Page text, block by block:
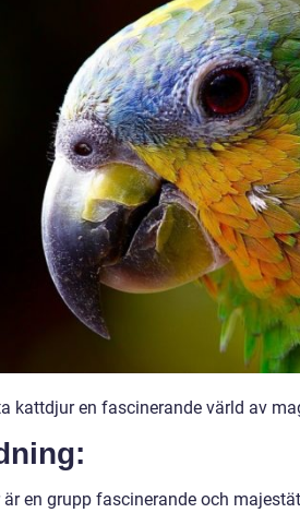
kattdjur en fascinerande värld av
en grupp fascinerande och